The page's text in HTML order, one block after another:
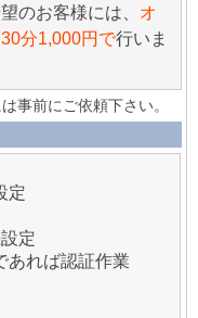
のお客様には、 オ
分1,000円で行いま
事前にご依頼下さい。
定
定
あれば認証作業